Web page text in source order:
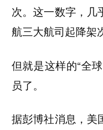
次。这一数字，几
航三大航司起降架
但就是这样的“全
员了。
据彭博社消息，美